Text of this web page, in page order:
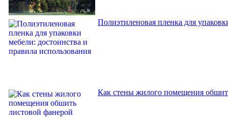
Полиэтиленовая пленка для
Как стены жилого помещения